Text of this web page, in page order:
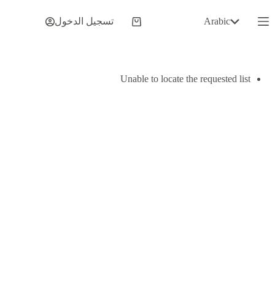
إلى
المحتوى
Arabic
عربة
تسجيل الدخول
Unable to locate the requested list